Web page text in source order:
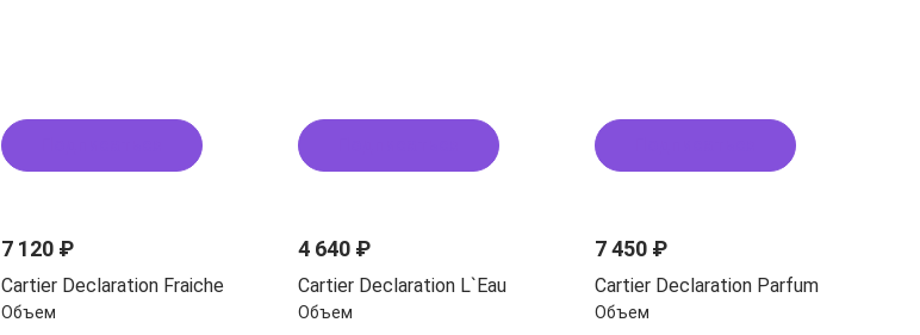
7 120 ₽
Cartier Declaration Fraiche
Объем
4 640 ₽
Cartier Declaration L`Eau
Объем
7 450 ₽
Cartier Declaration Parfum
Объем